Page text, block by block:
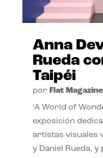
Anna
Rueda
Taipéi
por Flat Magazine
‘A World of
exposición
artistas visuales
y Daniel Rueda,